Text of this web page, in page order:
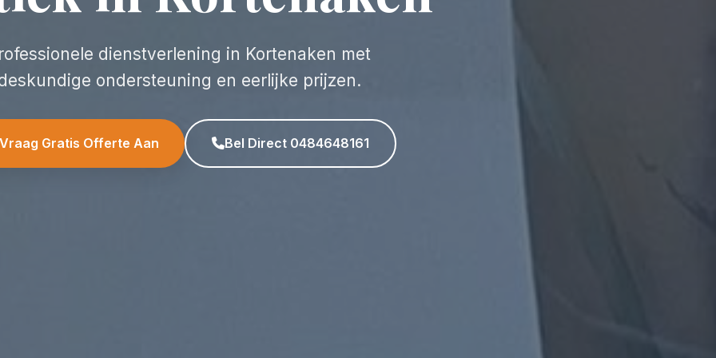
dienstverlening in Kortenaken met
ondersteuning en eerlijke prijzen.
Gratis Offerte Aan Bel Direct 0484648161